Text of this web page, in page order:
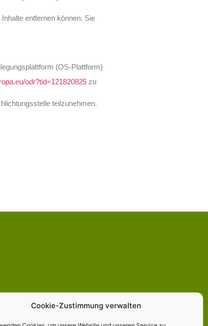
Cookie-Zustimmung verwalten
entfernen können. Sie
(OS-Plattform)
odr?tid=121820825zu
teilzunehmen.